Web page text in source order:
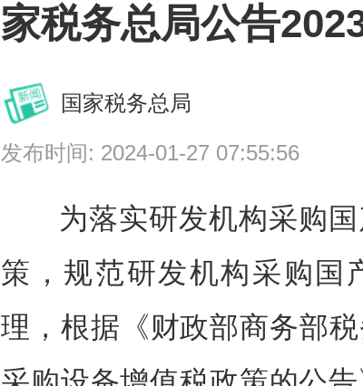
家税务总局公告
国家税务总局
发布时间: 2024-01-27 07:55:56
为落实研发机构采购
策，规范研发机构采购国
理，根据《财政部商务部